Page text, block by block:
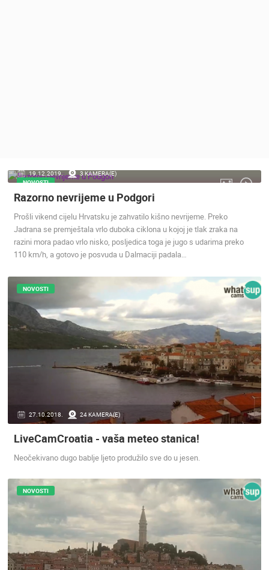
POLICY
BANERI
HRVATSKI
NAJNOVIJE KAMERE
UŽIVO 0 GLEDATELJ(A)
RAKOVICA OKRETNA KAMERA
ZAGREB
KATEGORIJE KAMERA
NAJBOLJE S WEBA GRADOVI I MJESTA
19.12.2019.
3 KAMERA(E)
NOVOSTI
Razorno nevrijeme u Podgori
Prošli vikend cijelu Hrvatsku je zahvatilo kišno nevrijeme. Preko
Jadrana se premještala vrlo duboka ciklona u kojoj je tlak zraka na
razini mora padao vrlo nisko, posljedica toga je jugo s udarima preko
110 km/h, a gotovo je posvuda u Dalmaciji padala…
27.10.2018. 24 KAMERA(E)
NOVOSTI
LiveCamCroatia - vaša meteo stanica!
Neočekivano dugo bablje ljeto produžilo sve do u jesen.
NOVOSTI